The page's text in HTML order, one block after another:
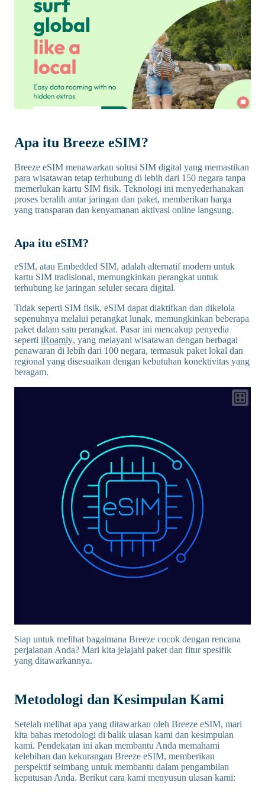
Apa itu Breeze eSIM?
Breeze eSIM menawarkan solusi SIM digital yang memastikan
para wisatawan tetap terhubung di lebih dari 150 negara tanpa
memerlukan kartu SIM fisik. Teknologi ini menyederhanakan
proses beralih antar jaringan dan paket, memberikan harga
yang transparan dan kenyamanan aktivasi online langsung.
Apa itu eSIM?
eSIM, atau Embedded SIM, adalah alternatif modern untuk
kartu SIM tradisional, memungkinkan perangkat untuk
terhubung ke jaringan seluler secara digital.
Tidak seperti SIM fisik, eSIM dapat diaktifkan dan dikelola
sepenuhnya melalui perangkat lunak, memungkinkan beberapa
paket dalam satu perangkat. Pasar ini mencakup penyedia
seperti iRoamly, yang melayani wisatawan dengan berbagai
penawaran di lebih dari 100 negara, termasuk paket lokal dan
regional yang disesuaikan dengan kebutuhan konektivitas yang
beragam.
Siap untuk melihat bagaimana Breeze cocok dengan rencana
perjalanan Anda? Mari kita jelajahi paket dan fitur spesifik
yang ditawarkannya.
Metodologi dan Kesimpulan Kami
Setelah melihat apa yang ditawarkan oleh Breeze eSIM, mari
kita bahas metodologi di balik ulasan kami dan kesimpulan
kami. Pendekatan ini akan membantu Anda memahami
kelebihan dan kekurangan Breeze eSIM, memberikan
perspektif seimbang untuk membantu dalam pengambilan
keputusan Anda. Berikut cara kami menyusun ulasan kami: